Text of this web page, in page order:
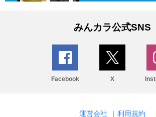
みんカラ公式SNS
Facebook X
運営会社 | 利用規約